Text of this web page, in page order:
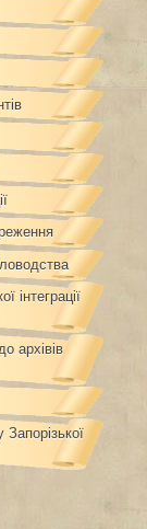
інтеграції
архівів